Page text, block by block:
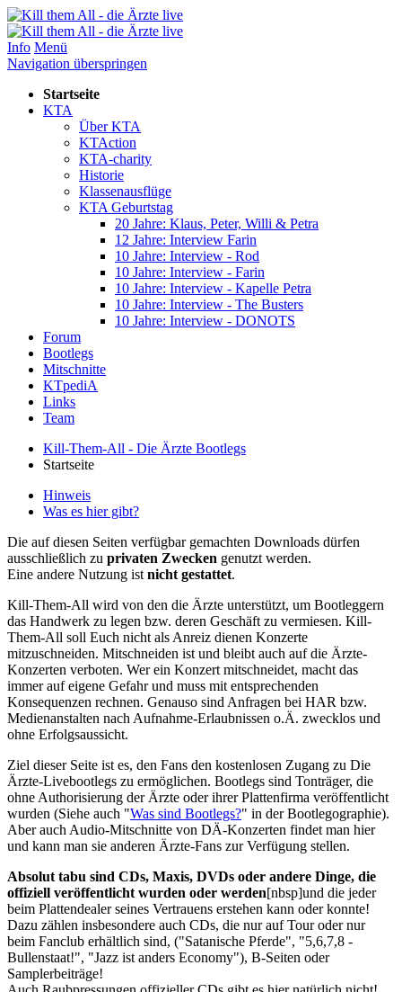
Info Menü
Navigation überspringen
Startseite
KTA
Über KTA
KTAction
KTA-charity
Historie
Klassenausflüge
KTA Geburtstag
20 Jahre: Klaus, Peter, Willi & Petra
12 Jahre: Interview Farin
10 Jahre: Interview - Rod
10 Jahre: Interview - Farin
10 Jahre: Interview - Kapelle Petra
10 Jahre: Interview - The Busters
10 Jahre: Interview - DONOTS
Forum
Bootlegs
Mitschnitte
KTpediA
Links
Team
Kill-Them-All - Die Ärzte Bootlegs
Startseite
Hinweis
Was es hier gibt?
Die auf diesen Seiten verfügbar gemachten Downloads dürfen
ausschließlich zu privaten Zwecken genutzt werden.
Eine andere Nutzung ist nicht gestattet.
Kill-Them-All wird von den die Ärzte unterstützt, um Bootleggern
das Handwerk zu legen bzw. deren Geschäft zu vermiesen. Kill-
Them-All soll Euch nicht als Anreiz dienen Konzerte
mitzuschneiden. Mitschneiden ist und bleibt auch auf die Ärzte-
Konzerten verboten. Wer ein Konzert mitschneidet, macht das
immer auf eigene Gefahr und muss mit entsprechenden
Konsequenzen rechnen. Genauso sind Anfragen bei HAR bzw.
Medienanstalten nach Aufnahme-Erlaubnissen o.Ä. zwecklos und
ohne Erfolgsaussicht.
Ziel dieser Seite ist es, den Fans den kostenlosen Zugang zu Die
Ärzte-Livebootlegs zu ermöglichen. Bootlegs sind Tonträger, die
ohne Authorisierung der Ärzte oder ihrer Plattenfirma veröffentlicht
wurden (Siehe auch "Was sind Bootlegs?" in der Bootlegographie).
Aber auch Audio-Mitschnitte von DÄ-Konzerten findet man hier
und kann man sie anderen Ärzte-Fans zur Verfügung stellen.
Absolut tabu sind CDs, Maxis, DVDs oder andere Dinge, die
offiziell veröffentlicht wurden oder werden[nbsp]und die jeder
beim Plattendealer seines Vertrauens erstehen kann oder konnte!
Dazu zählen insbesondere auch CDs, die nur auf Tour oder nur
beim Fanclub erhältlich sind, ("Satanische Pferde", "5,6,7,8 -
Bullenstaat!", "Jazz ist anders Economy"), B-Seiten oder
Samplerbeiträge!